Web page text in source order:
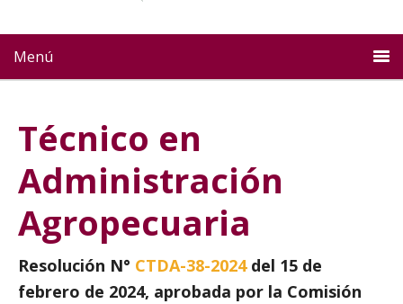
Menú
Técnico en
Administración
Agropecuaria
Resolución N° CTDA-38-2024del 15 de
febrero de 2024, aprobada por la Comisión